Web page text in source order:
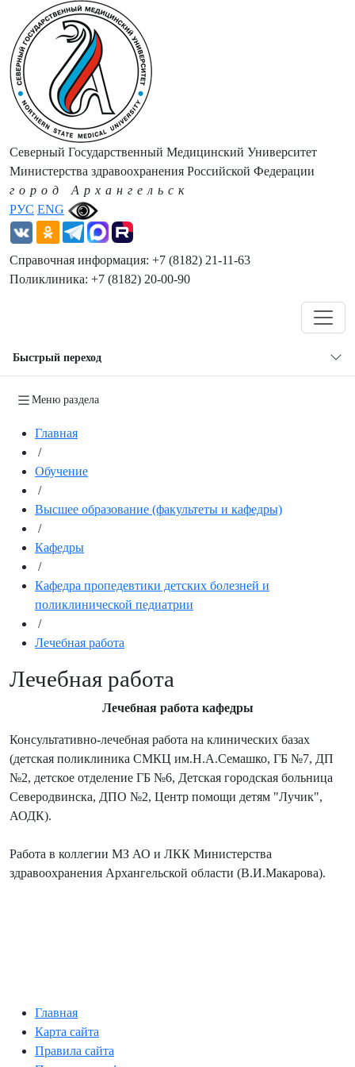
РУС ENG
Северный Государственный Медицинский Университет
Министерства здравоохранения Российской Федерации
город Архангельск
Справочная информация: +7 (8182) 21-11-63
Поликлиника: +7 (8182) 20-00-90
Быстрый переход
Меню раздела
Главная
/
Обучение
/
Высшее образование (факультеты и кафедры)
/
Кафедры
/
Кафедра пропедевтики детских болезней и
поликлинической педиатрии
/
Лечебная работа
Лечебная работа
Лечебная работа кафедры
Консультативно-лечебная работа на клинических базах
(детская поликлиника СМКЦ им.Н.А.Семашко, ГБ №7, ДП
№2, детское отделение ГБ №6, Детская городская больница
Северодвинска, ДПО №2, Центр помощи детям "Лучик",
АОДК).
Работа в коллегии МЗ АО и ЛКК Министерства
здравоохранения Архангельской области (В.И.Макарова).
Главная
Карта сайта
Правила сайта